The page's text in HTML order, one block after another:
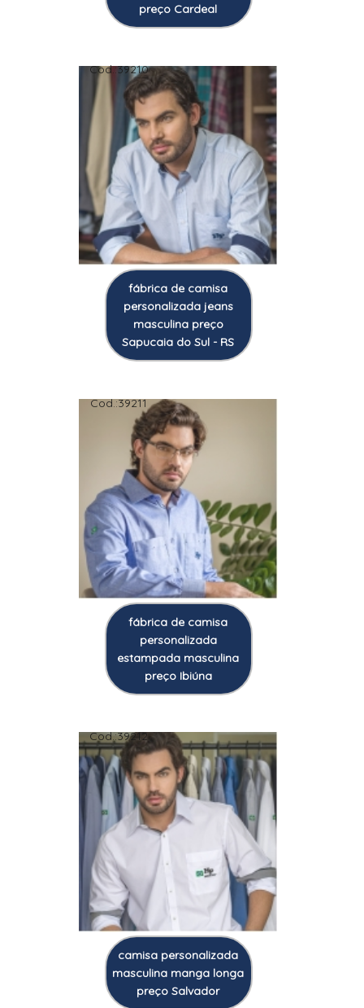
preço Cardeal
Cod.:39210
fábrica de camisa
personalizada jeans
masculina preço
Sapucaia do Sul - RS
Cod.:39211
fábrica de camisa
personalizada
estampada masculina
preço Ibiúna
Cod.:39212
camisa personalizada
masculina manga longa
preço Salvador